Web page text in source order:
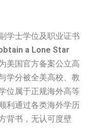
学士学位及职业证书
a Lone Star
美国官方备案公立高
学分被全美高校、教
位属于正规海外高等
利通过各类海外学历
背书，无认可度壁